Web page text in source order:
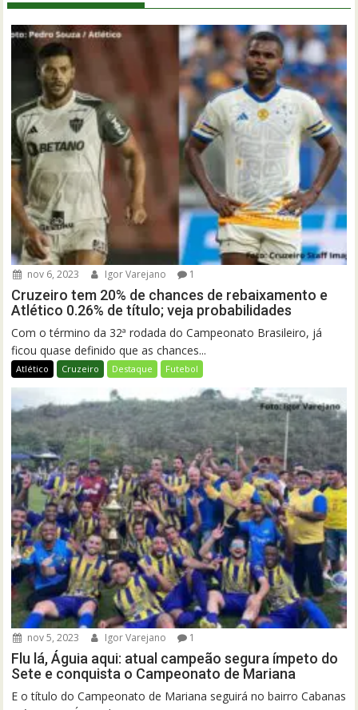
nov 6, 2023 Igor Varejano 1
Cruzeiro tem 20% de chances de rebaixamento e
Atlético 0.26% de título; veja probabilidades
Com o término da 32ª rodada do Campeonato Brasileiro, já
ficou quase definido que as chances...
Atlético Cruzeiro Destaque Futebol
nov 5, 2023 Igor Varejano 1
Flu lá, Águia aqui: atual campeão segura ímpeto do
Sete e conquista o Campeonato de Mariana
E o título do Campeonato de Mariana seguirá no bairro Cabanas